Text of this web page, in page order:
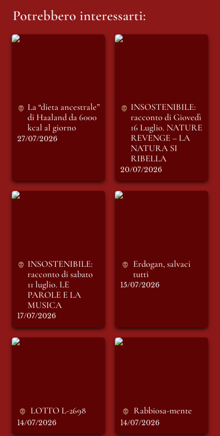
Potrebbero interessarti:
La “dieta ancestrale”
La “dieta ancestrale”
di Haaland da 6000
kcal al giorno
27/07/2026
INSOSTENIBILE:
INSOSTENIBILE:
racconto di Giovedì
16 Luglio. NATURE
REVENGE – LA
NATURA SI
RIBELLA
20/07/2026
INSOSTENIBILE:
INSOSTENIBILE:
racconto di sabato
11 luglio. LE
PAROLE E LA
MUSICA
17/07/2026
Erdogan, salvaci
Erdogan, salvaci
tutti
15/07/2026
LOTTO L-2698
LOTTO L-2698
14/07/2026
Rabbiosa-mente
Rabbiosa-mente
14/07/2026